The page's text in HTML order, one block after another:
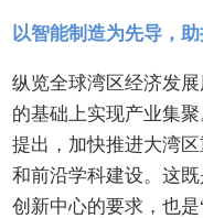
以智能制造为先导，
纵览全球湾区经济发
的基础上实现产业集
提出，加快推进大湾
和前沿学科建设。这
创新中心的要求，也